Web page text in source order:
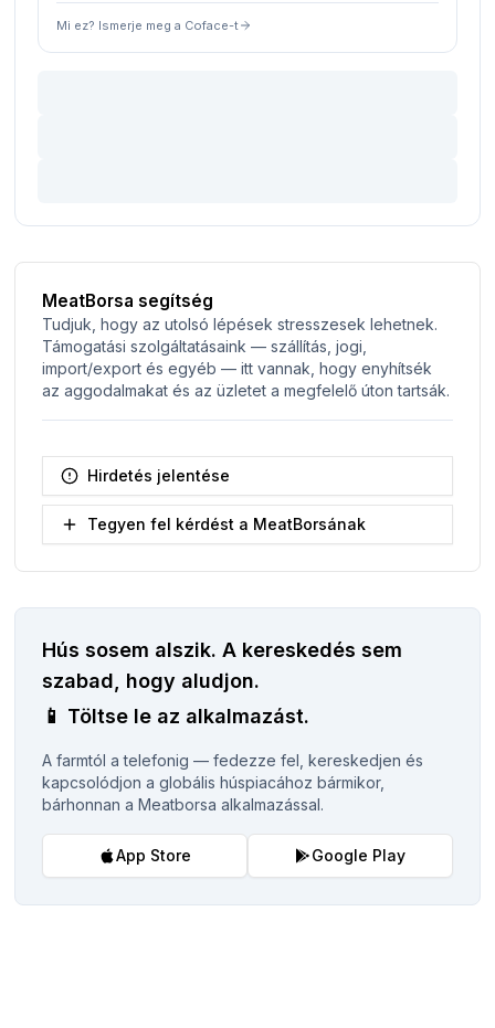
Mi ez? Ismerje meg a Coface-t
MeatBorsa segítség
Tudjuk, hogy az utolsó lépések stresszesek lehetnek.
Támogatási szolgáltatásaink — szállítás, jogi,
import/export és egyéb — itt vannak, hogy enyhítsék
az aggodalmakat és az üzletet a megfelelő úton tartsák.
Hirdetés jelentése
Tegyen fel kérdést a MeatBorsának
Hús sosem alszik. A kereskedés sem
szabad, hogy aludjon.
📱 Töltse le az alkalmazást.
A farmtól a telefonig — fedezze fel, kereskedjen és
kapcsolódjon a globális húspiacához bármikor,
bárhonnan a Meatborsa alkalmazással.
App Store Google Play